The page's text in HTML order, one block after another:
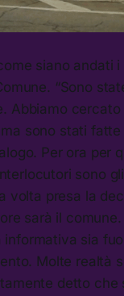
siano andati
“Sono
Abbiamo cercato
sono stati fatte
Per ora per
sono
volta presa la
sarà il
sia
Molte realtà
detto che